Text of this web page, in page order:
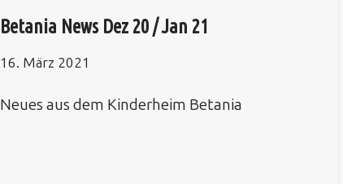
Betania News Dez 20 / Jan 21
16. März 2021
Neues aus dem Kinderheim Betania